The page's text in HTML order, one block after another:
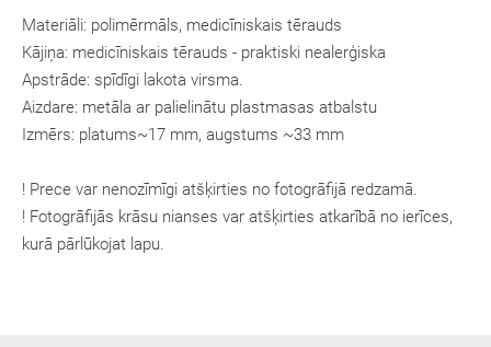
Materiāli: polimērmāls, medicīniskais tērauds
Kājiņa: medicīniskais tērauds - praktiski nealerģiska
Apstrāde: spīdīgi lakota virsma.
Aizdare: metāla ar palielinātu plastmasas atbalstu
Izmērs: platums~17 mm, augstums ~33 mm
! Prece var nenozīmīgi atšķirties no fotogrāfijā redzamā.
! Fotogrāfijās krāsu nianses var atšķirties atkarībā no ierīces,
kurā pārlūkojat lapu.